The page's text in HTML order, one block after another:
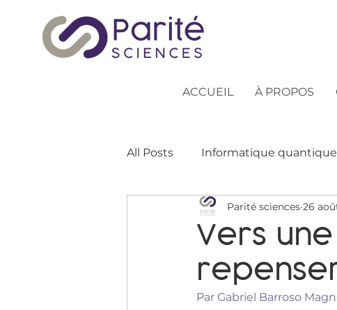
ACCUEIL À PROPOS
All Posts Informatique quantique
Modèles inspirants
Stratégies pédagogiques
Vers
Parité sciences 26
Par Gabriel Barroso